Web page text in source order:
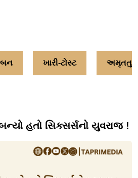
ખારી-ટોસ્ટ
હતો સિક્સર્સનો યુવરાજ !